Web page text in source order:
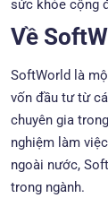
sức khỏe cộng
Về
SoftWorld là
vốn đầu tư từ
chuyên gia
nghiệm làm
ngoài nước,
trong ngành.